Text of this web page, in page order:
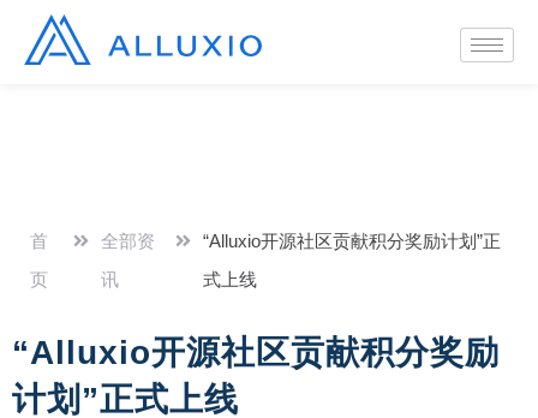
首
页
全部资
讯
“Alluxio开源社区贡献积分奖励计划”正
式上线
“Alluxio开源社区贡献积分奖励
计划”正式上线